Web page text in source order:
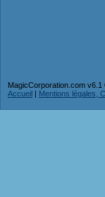
MagicCorporation.com
Accueil | Mentions légales,